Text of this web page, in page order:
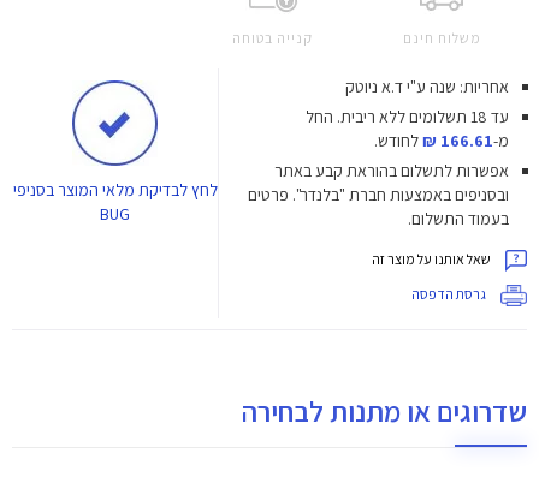
משלוח חינם קנייה בטוחה
אחריות: שנה ע"י ד.א ניוטק
עד 18 תשלומים ללא ריבית.
החל
מ-166.61 ₪
לחודש.
אפשרות לתשלום בהוראת קבע באתר
ובסניפים באמצעות חברת "בלנדר". פרטים
בעמוד התשלום.
שאל אותנו על מוצר זה
גרסת הדפסה
לחץלבדיקת מלאי המוצר בסניפי
BUG
שדרוגים או מתנות לבחירה